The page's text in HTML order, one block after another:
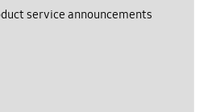
service announcements